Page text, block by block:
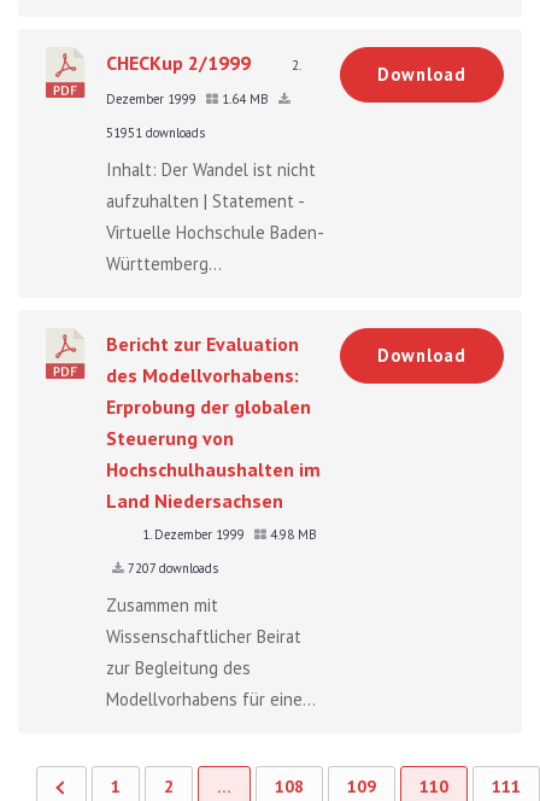
CHECKup 2/1999
2.
Dezember 1999
1.64 MB
51951 downloads
Inhalt: Der Wandel ist nicht
aufzuhalten | Statement -
Virtuelle Hochschule Baden-
Württemberg...
Download
Bericht zur Evaluation
des Modellvorhabens:
Erprobung der globalen
Steuerung von
Hochschulhaushalten im
Land Niedersachsen
1. Dezember 1999
4.98 MB
7207 downloads
Zusammen mit
Wissenschaftlicher Beirat
zur Begleitung des
Modellvorhabens für eine...
Download
1 2 … 108 109 110 111